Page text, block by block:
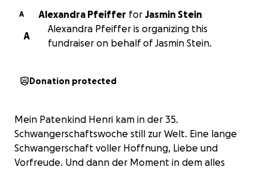
A Alexandra Pfeiffer for
Jasmin Stein
A
Alexandra Pfeiffer is organizing this
fundraiser on behalf of Jasmin Stein.
Donation protected
Mein Patenkind Henri kam in der 35.
Schwangerschaftswoche still zur Welt. Eine lange
Schwangerschaft voller Hoffnung, Liebe und
Vorfreude. Und dann der Moment in dem alles